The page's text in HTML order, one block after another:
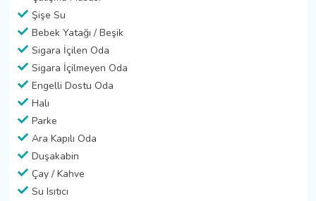
Şişe Su
Bebek Yatağı / Beşik
Sigara İçilen Oda
Sigara İçilmeyen Oda
Engelli Dostu Oda
Halı
Parke
Ara Kapılı Oda
Duşakabin
Çay / Kahve
Su Isıtıcı